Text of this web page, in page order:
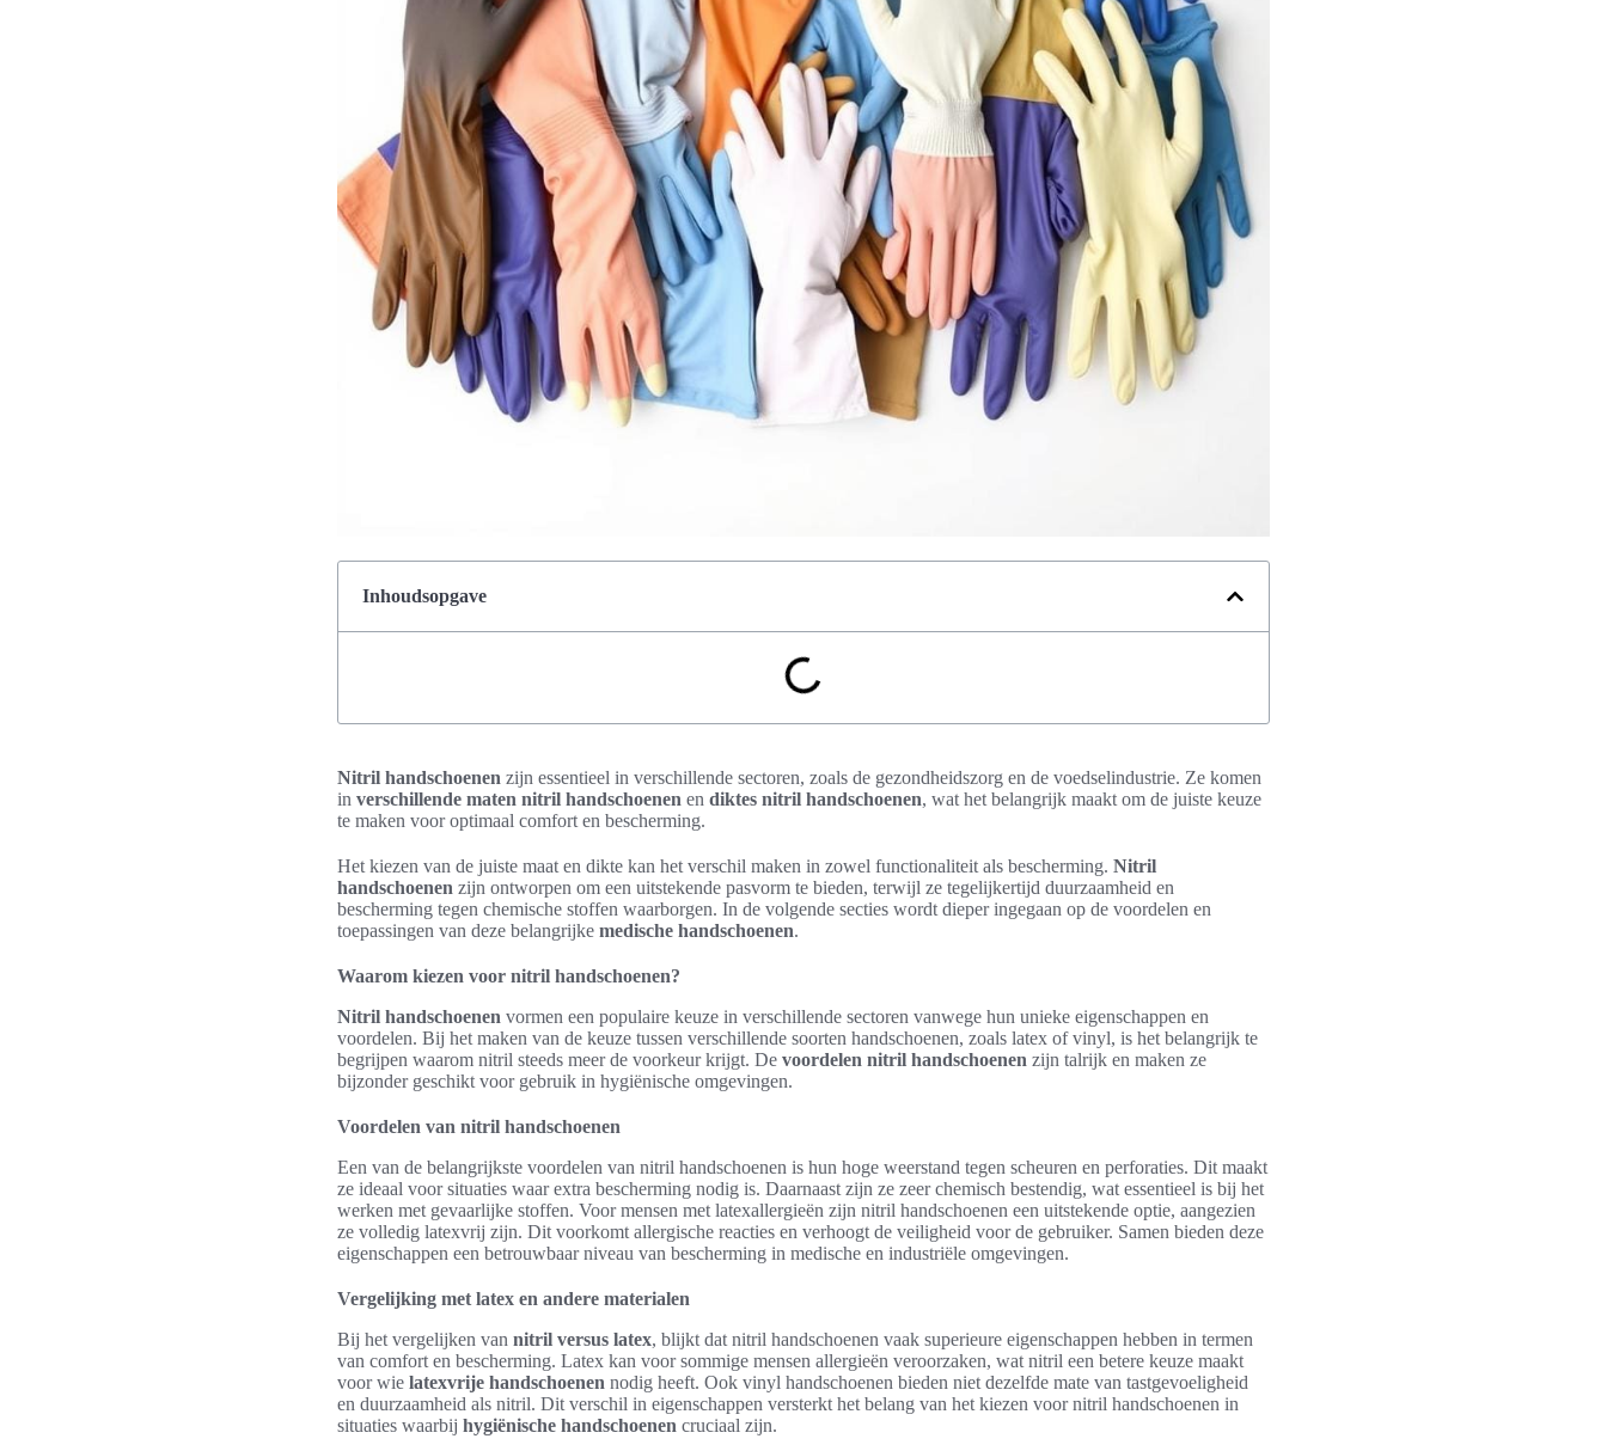
Inhoudsopgave
Nitril handschoenen zijn essentieel in verschillende sectoren, zoals de gezondheidszorg en de voedselindustrie. Ze komen
in verschillende maten nitril handschoenen en diktes nitril handschoenen, wat het belangrijk maakt om de juiste keuze
te maken voor optimaal comfort en bescherming.
Het kiezen van de juiste maat en dikte kan het verschil maken in zowel functionaliteit als bescherming. Nitril
handschoenen zijn ontworpen om een uitstekende pasvorm te bieden, terwijl ze tegelijkertijd duurzaamheid en
bescherming tegen chemische stoffen waarborgen. In de volgende secties wordt dieper ingegaan op de voordelen en
toepassingen van deze belangrijke medische handschoenen.
Waarom kiezen voor nitril handschoenen?
Nitril handschoenen vormen een populaire keuze in verschillende sectoren vanwege hun unieke eigenschappen en
voordelen. Bij het maken van de keuze tussen verschillende soorten handschoenen, zoals latex of vinyl, is het belangrijk te
begrijpen waarom nitril steeds meer de voorkeur krijgt. De voordelen nitril handschoenen zijn talrijk en maken ze
bijzonder geschikt voor gebruik in hygiënische omgevingen.
Voordelen van nitril handschoenen
Een van de belangrijkste voordelen van nitril handschoenen is hun hoge weerstand tegen scheuren en perforaties. Dit maakt
ze ideaal voor situaties waar extra bescherming nodig is. Daarnaast zijn ze zeer chemisch bestendig, wat essentieel is bij het
werken met gevaarlijke stoffen. Voor mensen met latexallergieën zijn nitril handschoenen een uitstekende optie, aangezien
ze volledig latexvrij zijn. Dit voorkomt allergische reacties en verhoogt de veiligheid voor de gebruiker. Samen bieden deze
eigenschappen een betrouwbaar niveau van bescherming in medische en industriële omgevingen.
Vergelijking met latex en andere materialen
Bij het vergelijken van nitril versus latex, blijkt dat nitril handschoenen vaak superieure eigenschappen hebben in termen
van comfort en bescherming. Latex kan voor sommige mensen allergieën veroorzaken, wat nitril een betere keuze maakt
voor wie latexvrije handschoenen nodig heeft. Ook vinyl handschoenen bieden niet dezelfde mate van tastgevoeligheid
en duurzaamheid als nitril. Dit verschil in eigenschappen versterkt het belang van het kiezen voor nitril handschoenen in
situaties waarbij hygiënische handschoenen cruciaal zijn.